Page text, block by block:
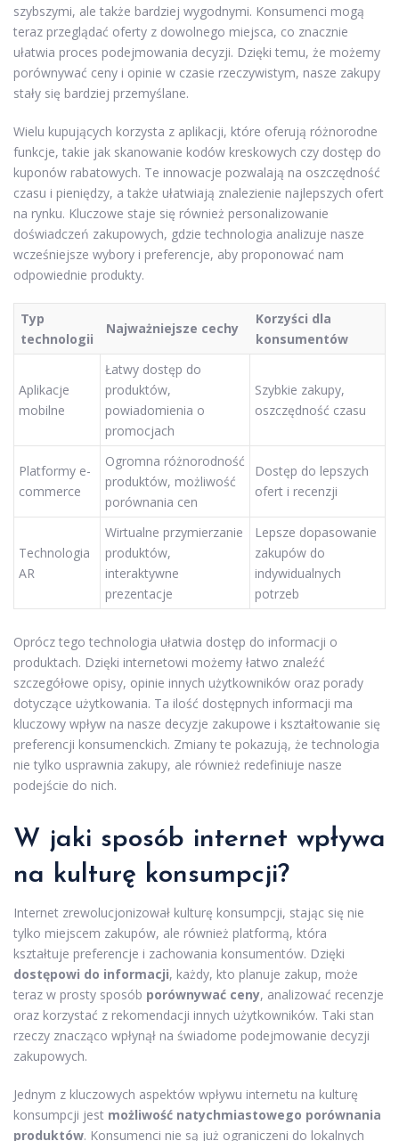
szybszymi, ale także bardziej wygodnymi. Konsumenci mogą
teraz przeglądać oferty z dowolnego miejsca, co znacznie
ułatwia proces podejmowania decyzji. Dzięki temu, że możemy
porównywać ceny i opinie w czasie rzeczywistym, nasze zakupy
stały się bardziej przemyślane.
Wielu kupujących korzysta z aplikacji, które oferują różnorodne
funkcje, takie jak skanowanie kodów kreskowych czy dostęp do
kuponów rabatowych. Te innowacje pozwalają na oszczędność
czasu i pieniędzy, a także ułatwiają znalezienie najlepszych ofert
na rynku. Kluczowe staje się również personalizowanie
doświadczeń zakupowych, gdzie technologia analizuje nasze
wcześniejsze wybory i preferencje, aby proponować nam
odpowiednie produkty.
Typ
technologii
Najważniejsze cechy
Korzyści dla
konsumentów
Aplikacje
mobilne
Łatwy dostęp do
produktów,
powiadomienia o
promocjach
Szybkie zakupy,
oszczędność czasu
Platformy e-
commerce
Ogromna różnorodność
produktów, możliwość
porównania cen
Dostęp do lepszych
ofert i recenzji
Technologia
AR
Wirtualne przymierzanie
produktów,
interaktywne
prezentacje
Lepsze dopasowanie
zakupów do
indywidualnych
potrzeb
Oprócz tego technologia ułatwia dostęp do informacji o
produktach. Dzięki internetowi możemy łatwo znaleźć
szczegółowe opisy, opinie innych użytkowników oraz porady
dotyczące użytkowania. Ta ilość dostępnych informacji ma
kluczowy wpływ na nasze decyzje zakupowe i kształtowanie się
preferencji konsumenckich. Zmiany te pokazują, że technologia
nie tylko usprawnia zakupy, ale również redefiniuje nasze
podejście do nich.
W jaki sposób internet wpływa
na kulturę konsumpcji?
Internet zrewolucjonizował kulturę konsumpcji, stając się nie
tylko miejscem zakupów, ale również platformą, która
kształtuje preferencje i zachowania konsumentów. Dzięki
dostępowi do informacji, każdy, kto planuje zakup, może
teraz w prosty sposób porównywać ceny, analizować recenzje
oraz korzystać z rekomendacji innych użytkowników. Taki stan
rzeczy znacząco wpłynął na świadome podejmowanie decyzji
zakupowych.
Jednym z kluczowych aspektów wpływu internetu na kulturę
konsumpcji jest możliwość natychmiastowego porównania
produktów. Konsumenci nie są już ograniczeni do lokalnych